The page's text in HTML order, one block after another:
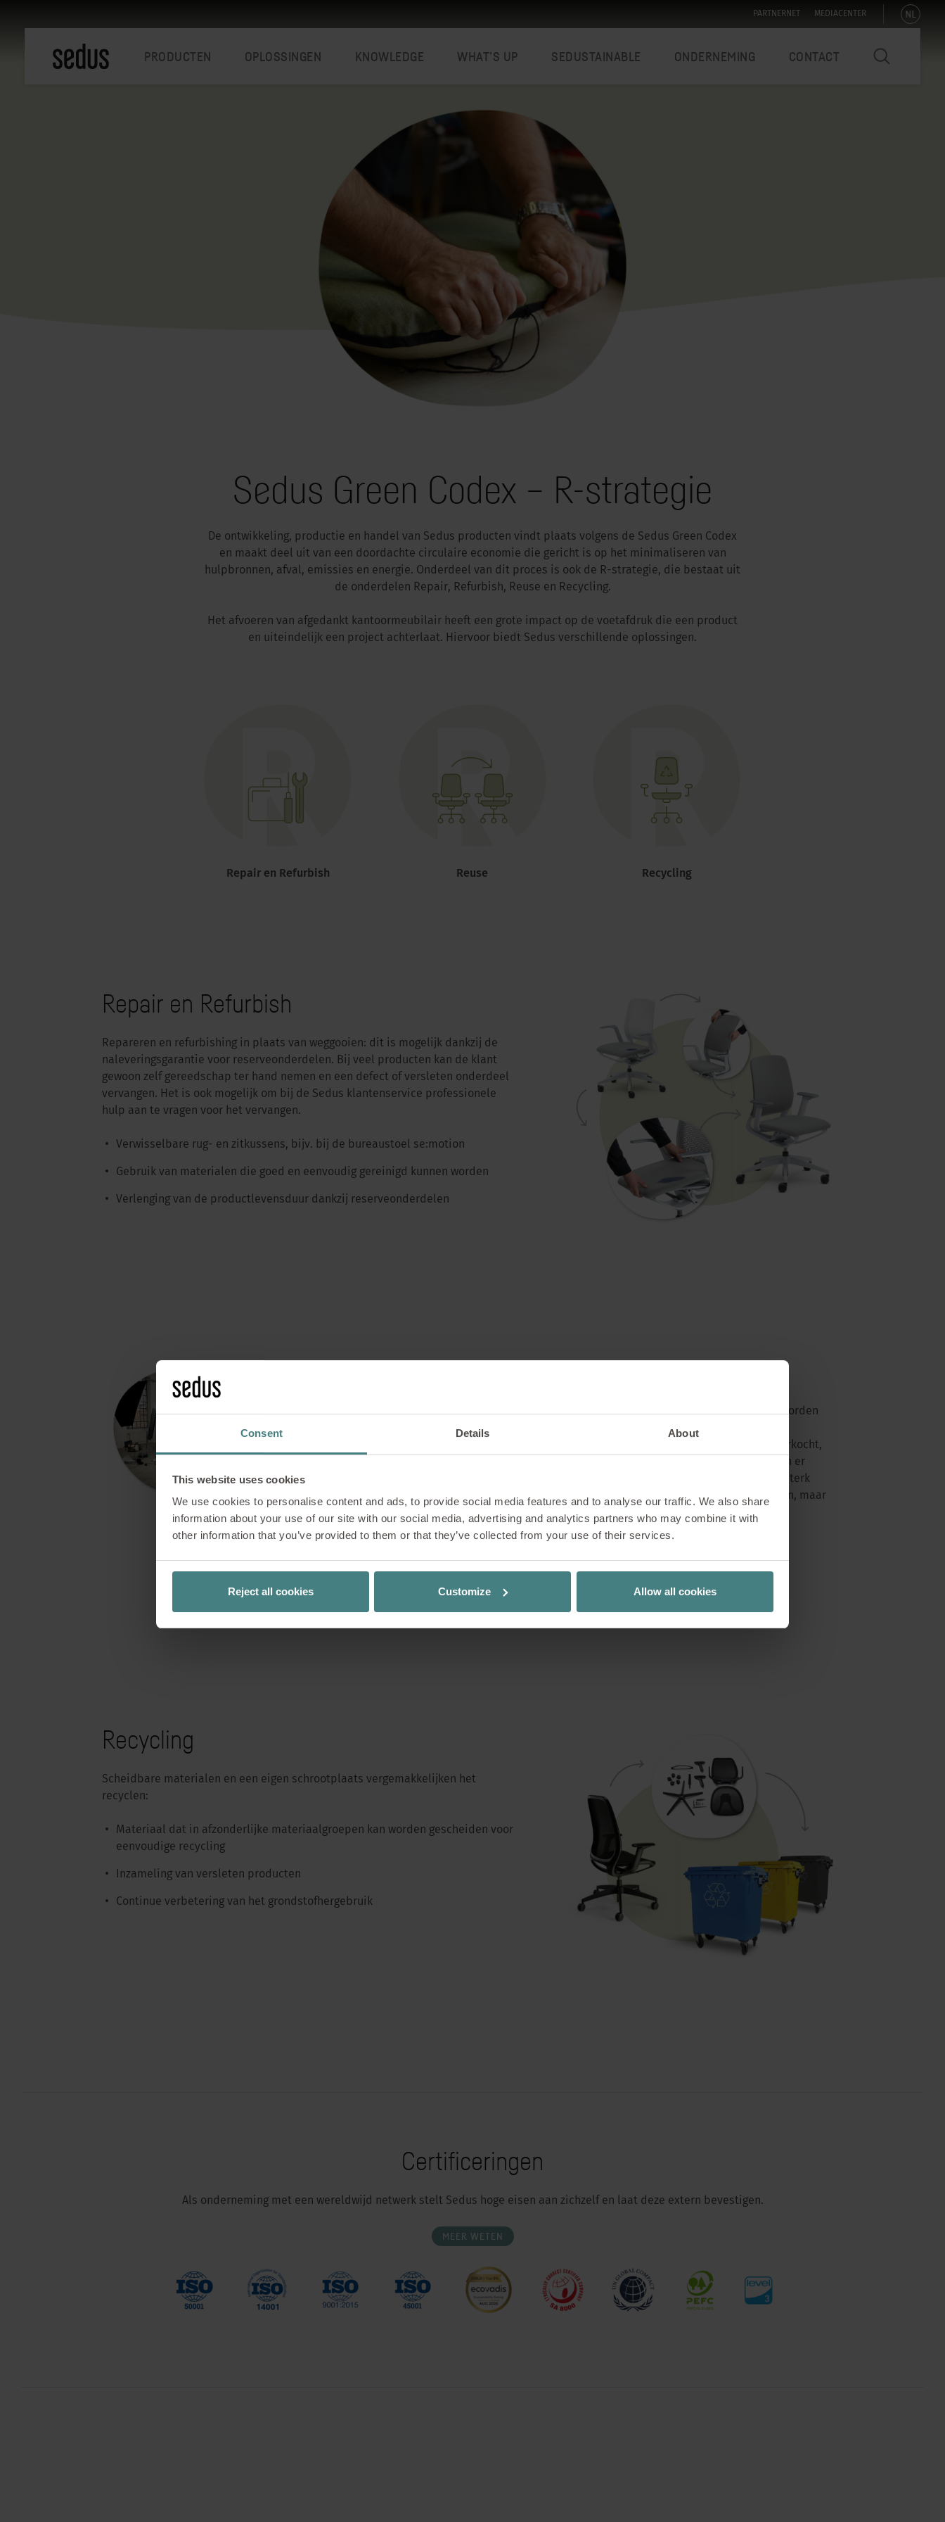
Consent Details About
This website uses cookies
We use cookies to personalise content and ads, to provide social media features and to analyse our traffic. We also share
information about your use of our site with our social media, advertising and analytics partners who may combine it with
other information that you’ve provided to them or that they’ve collected from your use of their services.
Reject all cookies Customize Allow all cookies
PARTNERNET MEDIACENTER NL
PRODUCTEN OPLOSSINGEN KNOWLEDGE WHAT’S UP SEDUSTAINABLE ONDERNEMING CONTACT
Sedus Green Codex – R-strategie
De ontwikkeling, productie en handel van Sedus producten vindt plaats volgens de Sedus Green Codex
en maakt deel uit van een doordachte circulaire economie die gericht is op het minimaliseren van
hulpbronnen, afval, emissies en energie. Onderdeel van dit proces is ook de R-strategie, die bestaat uit
de onderdelen Repair, Refurbish, Reuse en Recycling.
Het afvoeren van afgedankt kantoormeubilair heeft een grote impact op de voetafdruk die een product
en uiteindelijk een project achterlaat. Hiervoor biedt Sedus verschillende oplossingen.
Repair en Refurbish Reuse Recycling
Repair en Refurbish
Repareren en refurbishing in plaats van weggooien: dit is mogelijk dankzij de
naleveringsgarantie voor reserveonderdelen. Bij veel producten kan de klant
gewoon zelf gereedschap ter hand nemen en een defect of versleten onderdeel
vervangen. Het is ook mogelijk om bij de Sedus klantenservice professionele
hulp aan te vragen voor het vervangen.
Verwisselbare rug- en zitkussens, bijv. bij de bureaustoel se:motion
Gebruik van materialen die goed en eenvoudig gereinigd kunnen worden
Verlenging van de productlevensduur dankzij reserveonderdelen
Kantoormeubilair van foto-opnames, beurzen en monsterproducten worden
hergebruikt in de Sedus outlet. Alle aangeboden producten worden
onderworpen aan een technische inspectie voordat ze worden doorverkocht,
zodat men verzekerd is van een probleemloze werking. Elk jaar worden er
ongeveer 1.000 producten geschikt gemaakt en vervolgens tegen een sterk
gereduceerde prijs doorverkocht. Dit bespaart niet alleen grondstoffen, maar
biedt ook buitenkansjes voor koopjesjagers.
Recycling
Scheidbare materialen en een eigen schrootplaats vergemakkelijken het
recyclen:
Materiaal dat in afzonderlijke materiaalgroepen kan worden gescheiden voor
eenvoudige recycling
Inzameling van versleten producten
Continue verbetering van het grondstofhergebruik
Certificeringen
Als onderneming met een wereldwijd netwerk stelt Sedus hoge eisen aan zichzelf en laat deze extern bevestigen.
MEER WETEN